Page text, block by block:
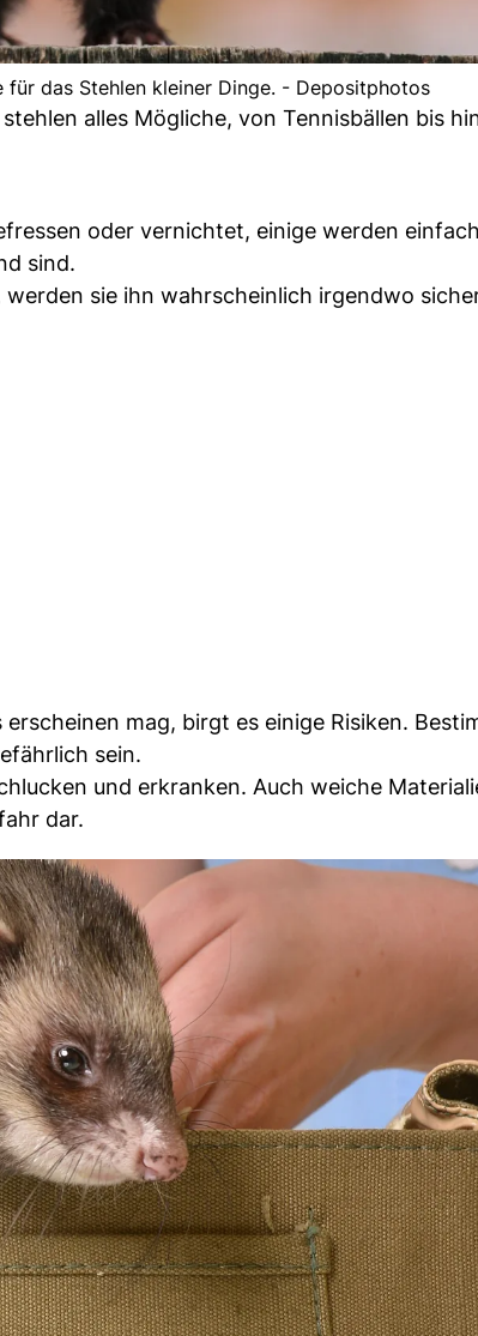
für das Stehlen kleiner Dinge. - Depositphotos
alles Mögliche, von Tennisbällen bis
oder vernichtet, einige werden
sind.
sie ihn wahrscheinlich irgendwo
mag, birgt es einige Risiken.
sein.
und erkranken. Auch weiche
dar.